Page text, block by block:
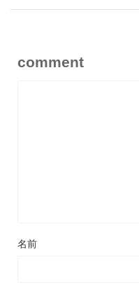
comment
名前